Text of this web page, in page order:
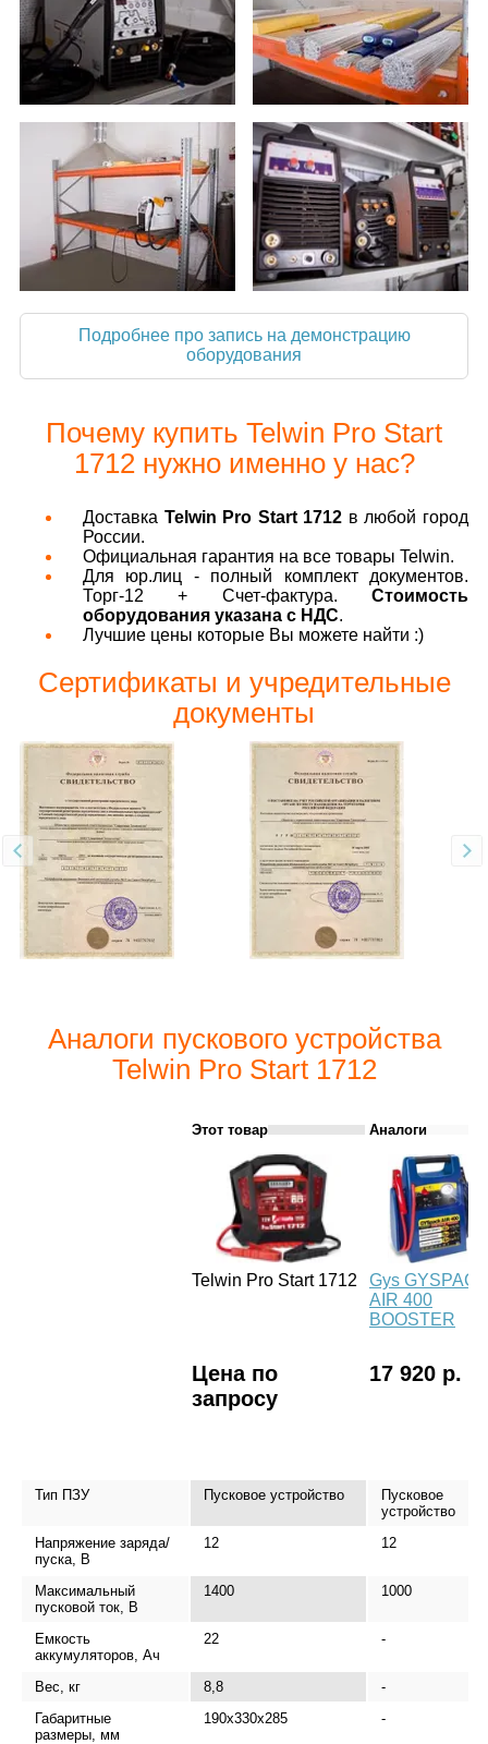
Подробнее про запись на демонстрацию
оборудования
Почему купить Telwin Pro Start
1712 нужно именно у нас?
Доставка Telwin Pro Start 1712 в любой город
России.
Официальная гарантия на все товары Telwin.
Для юр.лиц - полный комплект документов.
Торг-12 + Счет-фактура. Стоимость
оборудования указана с НДС.
Лучшие цены которые Вы можете найти :)
Сертификаты и учредительные
документы
Аналоги пускового устройства
Telwin Pro Start 1712
Этот товар Аналоги
Telwin Pro Start 1712
Gys GYSPACK
AIR 400
BOOSTER
Цена по
запросу
17 920 р.
Тип ПЗУ Пусковое устройство
Пусковое
устройство
Напряжение заряда/
пуска, В
12 12
Максимальный
пусковой ток, В
1400 1000
Емкость
аккумуляторов, Ач
22 -
Вес, кг 8,8
-
Габаритные
размеры, мм
190x330x285 -